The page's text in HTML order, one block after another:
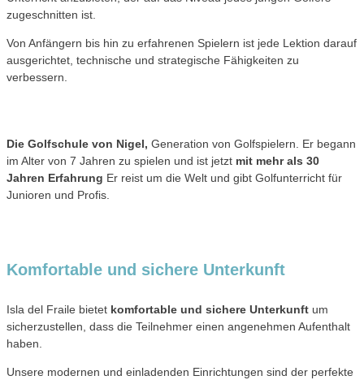
zugeschnitten ist.
Von Anfängern bis hin zu erfahrenen Spielern ist jede Lektion darauf
ausgerichtet, technische und strategische Fähigkeiten zu
verbessern.
Die Golfschule von Nigel, Generation von Golfspielern. Er begann
im Alter von 7 Jahren zu spielen und ist jetzt mit mehr als 30
Jahren Erfahrung Er reist um die Welt und gibt Golfunterricht für
Junioren und Profis.
Komfortable und sichere Unterkunft
Isla del Fraile bietet komfortable und sichere Unterkunft um
sicherzustellen, dass die Teilnehmer einen angenehmen Aufenthalt
haben.
Unsere modernen und einladenden Einrichtungen sind der perfekte